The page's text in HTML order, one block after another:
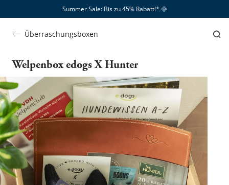
Summer Sale: Bis zu 45% Rabatt!*​ 🌞
Überraschungsboxen
Welpenbox edogs X Hunter